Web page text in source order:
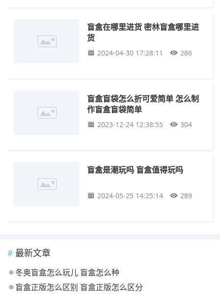
盲盒在哪里进货 密林盲盒哪里进
货
2024-04-30 17:28:11 286
盲盒盲袋怎么折可爱简单 怎么制
作盲盒盲袋简单
2023-12-24 12:38:55 304
盲盒是潮玩吗 盲盒值得玩吗
2024-05-25 14:25:14 289
最新文章
冬奥盲盒怎么玩儿 盲盒怎么种
盲盒正版怎么区别 盲盒正版怎么区分